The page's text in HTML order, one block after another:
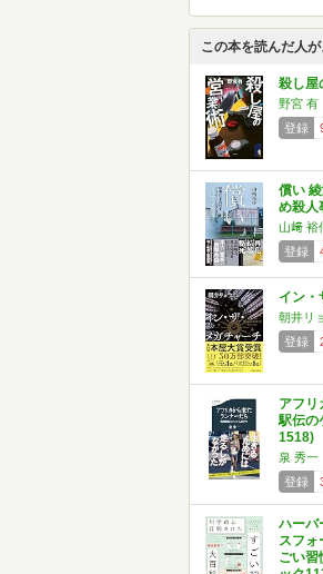
この本を読んだ人
殺し屋
野宮 有
登録
償い
め殺人
山﨑 裕
登録
イン・
朝井リ
登録
アフリ
駅伝の
1518)
泉 秀一
登録
ハーバ
スフ
ごい習